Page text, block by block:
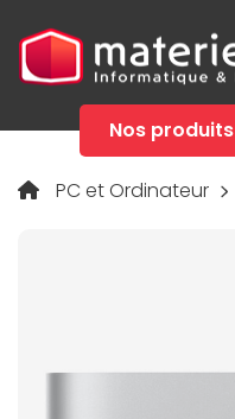
Nos produits
PC et Ordinateur